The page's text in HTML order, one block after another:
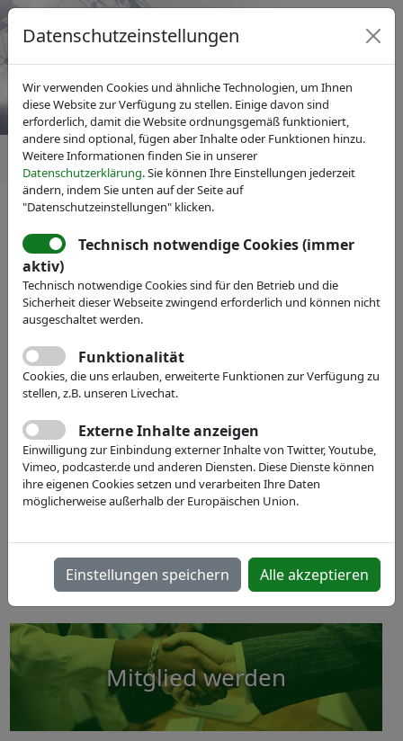
Europäische Leitmesse für autonome Technologien
& Robotik. ⚙️ 🤖
Werden Sie Teil der XPONENTIAL Europe 2027
Geschäftsfelder!
Mitglied werden
Datenschutzeinstellungen
Wir verwenden Cookies und ähnliche Technologien, um Ihnen
diese Website zur Verfügung zu stellen. Einige davon sind
erforderlich, damit die Website ordnungsgemäß funktioniert,
andere sind optional, fügen aber Inhalte oder Funktionen hinzu.
Weitere Informationen finden Sie in unserer
Datenschutzerklärung. Sie können Ihre Einstellungen jederzeit
ändern, indem Sie unten auf der Seite auf
"Datenschutzeinstellungen" klicken.
Technisch notwendige Cookies (immer
aktiv)
Technisch notwendige Cookies sind für den Betrieb und die
Sicherheit dieser Webseite zwingend erforderlich und können nicht
ausgeschaltet werden.
Funktionalität
Cookies, die uns erlauben, erweiterte Funktionen zur Verfügung zu
stellen, z.B. unseren Livechat.
Externe Inhalte anzeigen
Einwilligung zur Einbindung externer Inhalte von Twitter, Youtube,
Vimeo, podcaster.de und anderen Diensten. Diese Dienste können
ihre eigenen Cookies setzen und verarbeiten Ihre Daten
möglicherweise außerhalb der Europäischen Union.
Einstellungen speichern Alle akzeptieren